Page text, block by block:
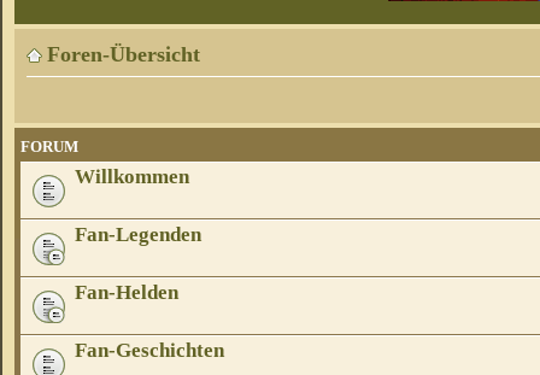
Foren-Übersicht
FORUM
Willkommen
Fan-Legenden
Fan-Helden
Fan-Geschichten